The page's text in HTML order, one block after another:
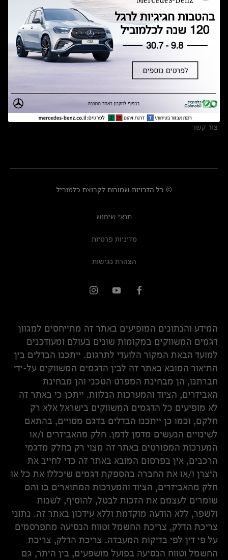
תקנון ימי מכירות 120 לכלמוביל
מצאו אותנו
אולמות תצוגה
מרכזי שירות
צור קשר
© כל הזכויות שמורות לקבוצת כלמוביל
תנאי שימוש
מדיניות פרטיות
הצהרת נגישות
המידע והנתונים המופיעים באתר זה מתייחסים למגוון
דגמים המשווקים במקומות שונים בעולם ומעודכנים
למועד הבאת המקור הלועדי לתרגום. ייתכנו הבדלים בין
התיאור המובא באתר זה לבין הדגמים המשווקים על-ידי
חברתנו, הן מבחינת המפרט הטכני והן מבחינת
האביזרים, הציוד והמערכות הנלוות. ייתכן כי באתר זה
לא מופיעים כל הדגמים המשווקים בישראל אלא רק
חלקם, וכמו כן ייתכנו הבדלים בדגם מסויים, בהתאם
לשינויים הנעשים מדמן לדמן. חלק מהאביזרים ו/או
המערכות המפורטים באתר זה מצוי רק בחלק מדגמי
הרכבים, אין בפרסום המובא באתר זה כדי לחייב את
היצרן ו/או את החברה בהספקת דגמים שיכללו את כל או
חלק מהאביזרים, הציוד והמערכות המתוארים בו והם
שומרים לעצמם את הזכות לבטל, להוסיף, לשנות
ולשפר, ללא הודעה מוקדמת וללא עידכון באתר זה. נתוני
צריכת הדלק, צריכת החשמל וטווח הנסיעה מתפרסמים
על פי דין לפי בדיקות המעבדה. צריכת הדלק, צריכת
החשמל וטווח הנסיעה בפועל מושפעים, בין היתר, גם